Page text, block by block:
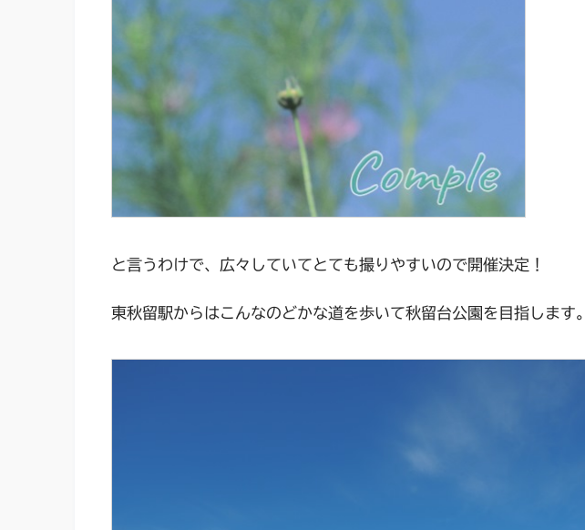
と言うわけで、広々していてとても撮りやすいので開催決定！
東秋留駅からはこんなのどかな道を歩いて秋留台公園を目指します。